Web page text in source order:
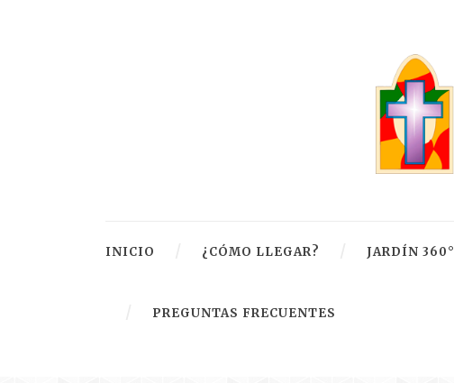
INICIO ¿CÓMO LLEGAR? JARDÍN 360°
PREGUNTAS FRECUENTES